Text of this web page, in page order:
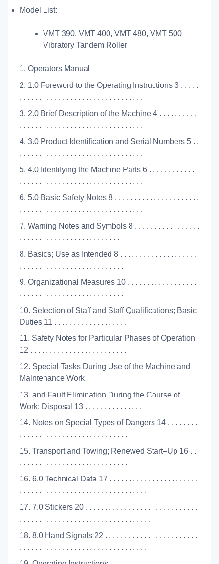
Model List:
VMT 390, VMT 400, VMT 480, VMT 500
Vibratory Tandem Roller
1. Operators Manual
2. 1.0 Foreword to the Operating Instructions 3 . . . . .
. . . . . . . . . . . . . . . . . . . . . . . . . . . . . . . .
3. 2.0 Brief Description of the Machine 4 . . . . . . . . . .
. . . . . . . . . . . . . . . . . . . . . . . . . . . . . . . .
4. 3.0 Product Identification and Serial Numbers 5 . .
. . . . . . . . . . . . . . . . . . . . . . . . . . . . . . . .
5. 4.0 Identifying the Machine Parts 6 . . . . . . . . . . . . .
. . . . . . . . . . . . . . . . . . . . . . . . . . . . . . . .
6. 5.0 Basic Safety Notes 8 . . . . . . . . . . . . . . . . . . . . . .
. . . . . . . . . . . . . . . . . . . . . . . . . . . . . . . .
7. Warning Notes and Symbols 8 . . . . . . . . . . . . . . . . .
. . . . . . . . . . . . . . . . . . . . . . . . . .
8. Basics; Use as Intended 8 . . . . . . . . . . . . . . . . . . . .
. . . . . . . . . . . . . . . . . . . . . . . . . . .
9. Organizational Measures 10 . . . . . . . . . . . . . . . . . .
. . . . . . . . . . . . . . . . . . . . . . . . . . .
10. Selection of Staff and Staff Qualifications; Basic
Duties 11 . . . . . . . . . . . . . . . . . . .
11. Safety Notes for Particular Phases of Operation
12 . . . . . . . . . . . . . . . . . . . . . . . . .
12. Special Tasks During Use of the Machine and
Maintenance Work
13. and Fault Elimination During the Course of
Work; Disposal 13 . . . . . . . . . . . . . . .
14. Notes on Special Types of Dangers 14 . . . . . . . .
. . . . . . . . . . . . . . . . . . . . . . . . . . . .
15. Transport and Towing; Renewed Start–Up 16 . .
. . . . . . . . . . . . . . . . . . . . . . . . . . . .
16. 6.0 Technical Data 17 . . . . . . . . . . . . . . . . . . . . . . .
. . . . . . . . . . . . . . . . . . . . . . . . . . . . . . . . .
17. 7.0 Stickers 20 . . . . . . . . . . . . . . . . . . . . . . . . . . . . .
. . . . . . . . . . . . . . . . . . . . . . . . . . . . . . . . . .
18. 8.0 Hand Signals 22 . . . . . . . . . . . . . . . . . . . . . . . .
. . . . . . . . . . . . . . . . . . . . . . . . . . . . . . . . .